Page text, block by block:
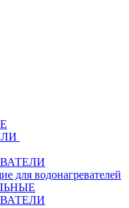
для водонагревателей